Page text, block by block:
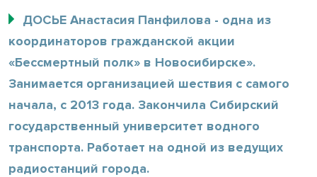
ДОСЬЕ Анастасия Панфилова - одна из
координаторов гражданской акции
«Бессмертный полк» в Новосибирске».
Занимается организацией шествия с самого
начала, с 2013 года. Закончила Сибирский
государственный университет водного
транспорта. Работает на одной из ведущих
радиостанций города.